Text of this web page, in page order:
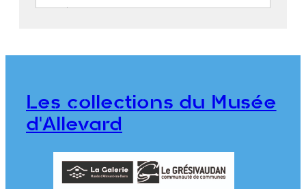
Entrée de la Gorge d’Allevard
CICÉRI, Eugène (Paris, 27 janvier
THIERRY Frères
2018.0.12
Les collections du Musée
d'Allevard